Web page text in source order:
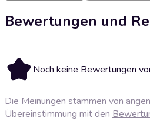
Bewertungen und
Noch keine Bewertungen
Die Meinungen stammen von
Übereinstimmung mit den